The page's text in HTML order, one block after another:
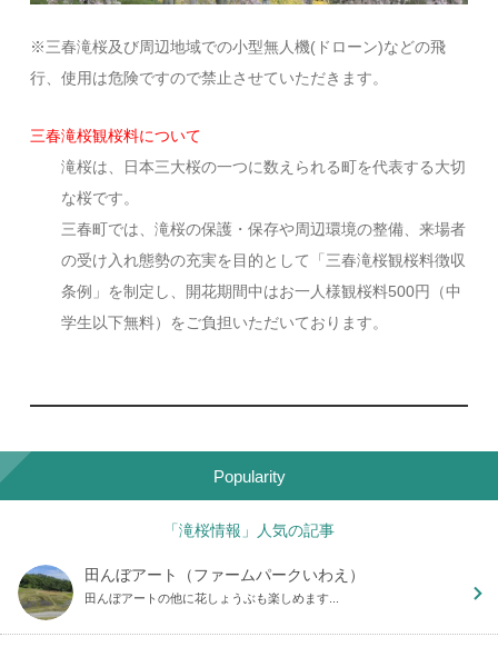
※三春滝桜及び周辺地域での小型無人機(ドローン)などの飛
行、使用は危険ですので禁止させていただきます。
三春滝桜観桜料について
滝桜は、日本三大桜の一つに数えられる町を代表する大切
な桜です。
三春町では、滝桜の保護・保存や周辺環境の整備、来場者
の受け入れ態勢の充実を目的として「三春滝桜観桜料徴収
条例」を制定し、開花期間中はお一人様観桜料500円（中
学生以下無料）をご負担いただいております。
Popularity
「滝桜情報」人気の記事
田んぼアート（ファームパークいわえ）
田んぼアートの他に花しょうぶも楽しめます...